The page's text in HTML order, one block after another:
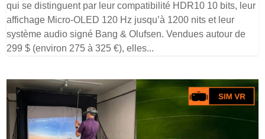
qui se distinguent par leur compatibilité HDR10 10 bits, leur
affichage Micro-OLED 120 Hz jusqu’à 1200 nits et leur
système audio signé Bang & Olufsen. Vendues autour de
299 $ (environ 275 à 325 €), elles...